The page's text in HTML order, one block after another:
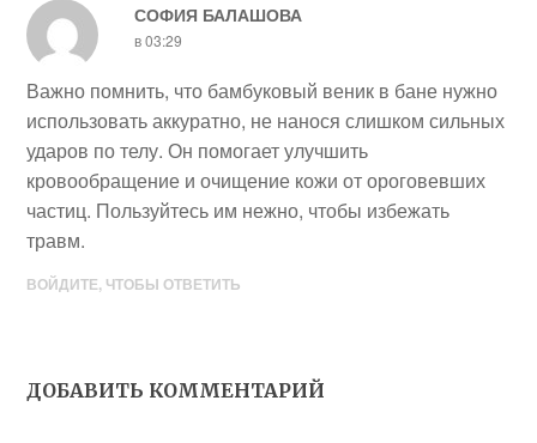
СОФИЯ БАЛАШОВА
в 03:29
Важно помнить, что бамбуковый веник в бане нужно
использовать аккуратно, не нанося слишком сильных
ударов по телу. Он помогает улучшить
кровообращение и очищение кожи от ороговевших
частиц. Пользуйтесь им нежно, чтобы избежать
травм.
ВОЙДИТЕ, ЧТОБЫ ОТВЕТИТЬ
ДОБАВИТЬ КОММЕНТАРИЙ